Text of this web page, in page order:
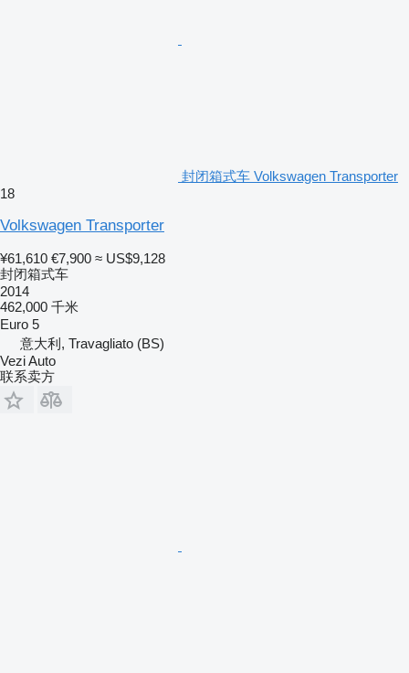
封闭箱式车 Volkswagen Transporter
18
Volkswagen Transporter
¥61,610 €7,900 ≈ US$9,128
封闭箱式车
2014
462,000 千米
Euro 5
意大利, Travagliato (BS)
Vezi Auto
联系卖方